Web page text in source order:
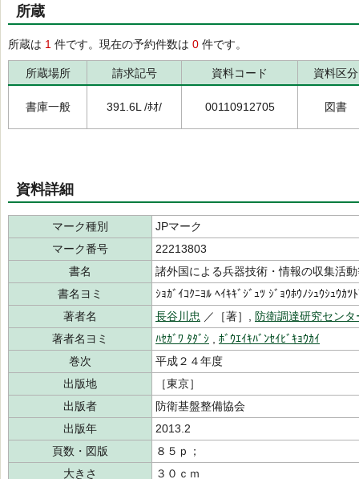
所蔵
所蔵は 1 件です。現在の予約件数は 0 件です。
所蔵場所 請求記号 資料コード 資料区分
書庫一般 391.6L /ﾎｵ/ 00110912705 図書
資料詳細
マーク種別
JPマーク
マーク番号
22213803
書名
諸外国による兵器技術・情報の収集活
書名ヨミ
ｼｮｶﾞｲｺｸﾆﾖﾙ ﾍｲｷｷﾞｼﾞｭﾂ ｼﾞｮｳﾎｳﾉｼｭｳｼｭｳｶﾂ
著者名
長谷川忠 ／［著］, 防衛調達研究セン
著者名ヨミ
ﾊｾｶﾞﾜ ﾀﾀﾞｼ
ﾎﾞｳｴｲｷﾊﾞﾝｾｲﾋﾞｷｮｳｶｲ
巻次
平成２４年度
出版地
［東京］
出版者
防衛基盤整備協会
出版年
2013.2
頁数・図版
８５ｐ；
大きさ
３０ｃｍ